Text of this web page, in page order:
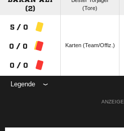
(2)
(Tore)
5 / 0
0 / 0
0 / 0
Karten (Team/Offiz.)
Legende
ANZEIGE